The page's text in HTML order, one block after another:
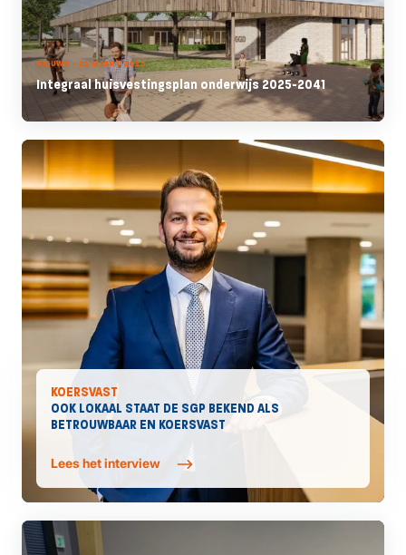
NIEUWS - 25 MAART 2025
Integraal huisvestingsplan onderwijs 2025-2041
KOERSVAST
OOK LOKAAL STAAT DE SGP BEKEND ALS
BETROUWBAAR EN KOERSVAST
Lees het interview